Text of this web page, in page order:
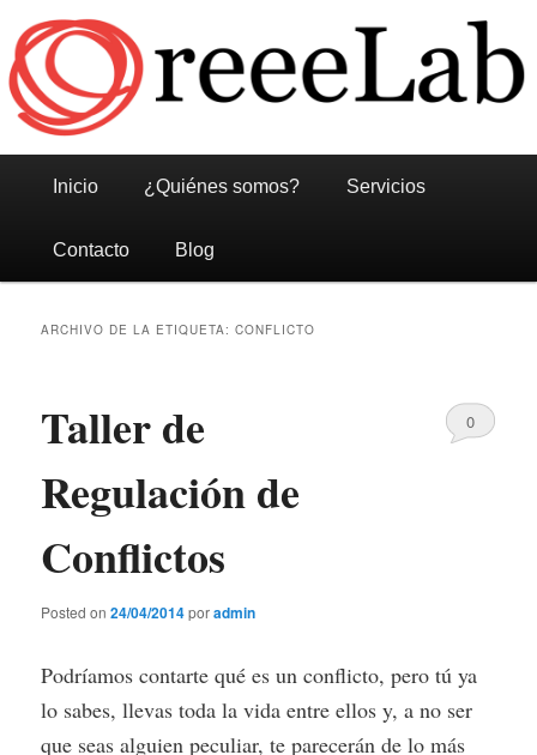
Reeelab
principal
Ir
contenido
principal
Ir
contenido
secundario
Inicio ¿Quiénes somos? Servicios
Contacto Blog
ARCHIVO DE LA ETIQUETA:CONFLICTO
Taller de
Regulación de
Conflictos
Posted on24/04/2014poradmin
0
Podríamos contarte qué es un conflicto, pero tú ya
lo sabes, llevas toda la vida entre ellos y, a no ser
que seas alguien peculiar, te parecerán de lo más